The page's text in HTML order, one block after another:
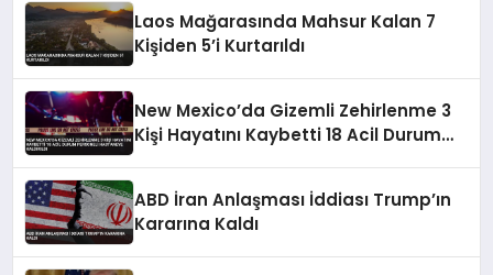
Laos Mağarasında Mahsur Kalan 7
Kişiden 5’i Kurtarıldı
New Mexico’da Gizemli Zehirlenme 3
Kişi Hayatını Kaybetti 18 Acil Durum
ABD İran Anlaşması İddiası Trump’ın
Kararına Kaldı